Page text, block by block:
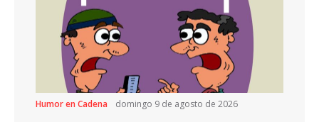
Humor en Cadena domingo 9 de agosto de 2026